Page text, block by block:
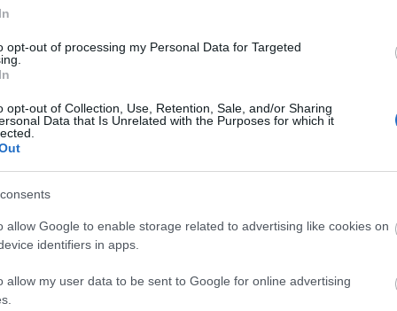
opt-out of processing my Personal Data for Targeted
opt-out of Collection, Use, Retention, Sale, and/or Sharing
Data that Is Unrelated with the Purposes for which it
allow Google to enable storage related to advertising like cookies on
identifiers in apps.
allow my user data to be sent to Google for online advertising
is publikált tanulmánya alapján az amerikai kosárlabdázás
már, hogy a pályán mindig zseniális Michael Jordan állítólag